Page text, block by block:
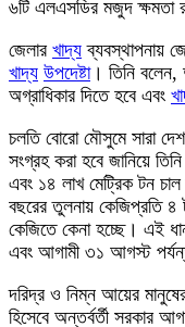
৬টি এলএসডির মজুদ ক্ষমতা
জেলার খাদ্য ব্যবস্থাপনায়
খাদ্য উপদেষ্টা। তিনি বলেন,
অগ্রাধিকার দিতে হবে এবং
চলতি বোরো মৌসুমে সারা
সংগ্রহ করা হবে জানিয়ে
এবং ১৪ লাখ মেট্রিক টন
বছরের তুলনায় কেজিপ্রতি ৪
কেজিতে কেনা হচ্ছে। এই
এবং আগামী ৩১ আগস্ট
দরিদ্র ও নিম্ন আয়ের
হিসেবে অন্তর্বর্তী সরকার